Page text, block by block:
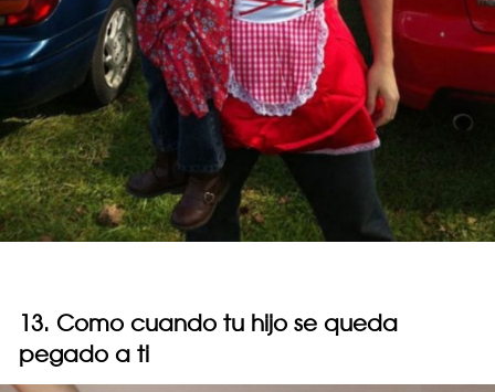
13. Como cuando tu hijo se queda
pegado a ti